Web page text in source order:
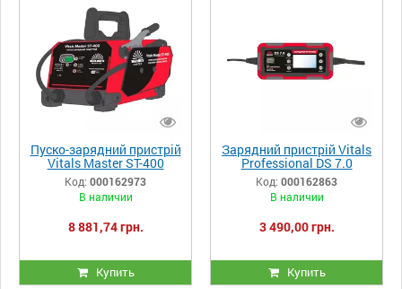
Пуско-зарядний пристрій
Vitals Master ST-400
Код: 000162973
В наличии
8 881,74 грн.
Купить
Зарядний пристрій Vitals
Professional DS 7.0
Код: 000162863
В наличии
3 490,00 грн.
Купить